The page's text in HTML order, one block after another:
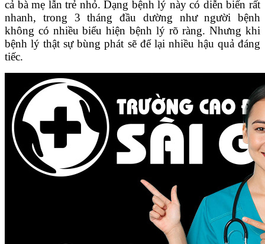
cả bà mẹ lẫn trẻ nhỏ. Dạng bệnh lý này có diễn biến rất
nhanh, trong 3 tháng đầu dường như người bệnh
không có nhiều biểu hiện bệnh lý rõ ràng. Nhưng khi
bệnh lý thật sự bùng phát sẽ để lại nhiều hậu quả đáng
tiếc.